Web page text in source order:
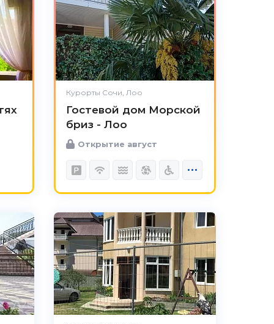
Курорты Сочи, Лоо
Гостевой дом Морской
бриз - Лоо
Открытие август